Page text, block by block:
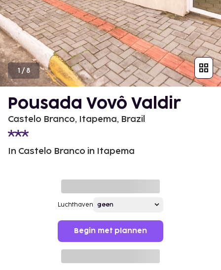
1 /8
Pousada Vovô Valdir
Castelo Branco, Itapema, Brazil
In Castelo Branco in Itapema
Luchthaven
Begin met plannen